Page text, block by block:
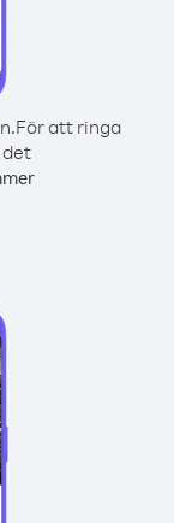
För att ringa